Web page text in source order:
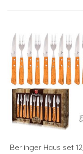
Berlinger Haus set